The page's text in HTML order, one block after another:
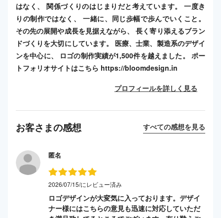
はなく、 関係づくりのはじまりだと考えています。 一度き
りの制作ではなく、 一緒に、同じ歩幅で歩んでいくこと。
その先の展開や成長を見据えながら、 長く寄り添えるブラン
ドづくりを大切にしています。 医療、士業、製造系のデザイ
ンを中心に、 ロゴの制作実績が1,500件を越えました。 ポー
トフォリオサイトはこちら https://bloomdesign.in
プロフィールを詳しく見る
お客さまの感想 すべての感想を見る
匿名
2026/07/15/にレビュー済み
ロゴデザインが大変気に入っております。デザイ
ナー様にはこちらの意見も迅速に対応していただ